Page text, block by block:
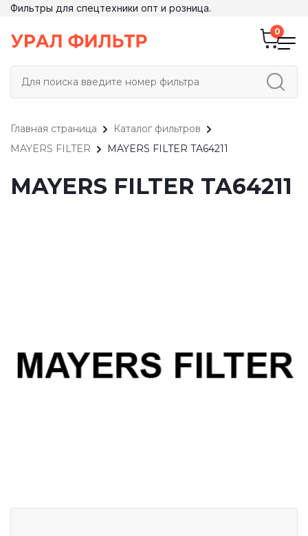
Фильтры для спецтехники опт и розница.
Главная страница
Каталог фильтров
MAYERS FILTER
MAYERS FILTER TA64211
MAYERS FILTER TA64211